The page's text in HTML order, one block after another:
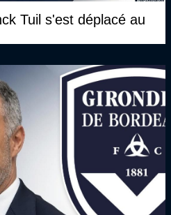
Tuil s'est déplacé au